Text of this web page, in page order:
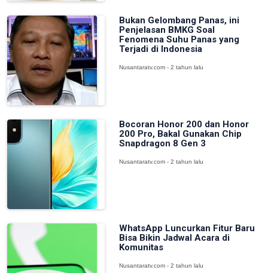
Bukan Gelombang Panas, ini
Penjelasan BMKG Soal
Fenomena Suhu Panas yang
Terjadi di Indonesia
Nusantaratv.com - 2 tahun lalu
Bocoran Honor 200 dan Honor
200 Pro, Bakal Gunakan Chip
Snapdragon 8 Gen 3
Nusantaratv.com - 2 tahun lalu
WhatsApp Luncurkan Fitur Baru
Bisa Bikin Jadwal Acara di
Komunitas
Nusantaratv.com - 2 tahun lalu